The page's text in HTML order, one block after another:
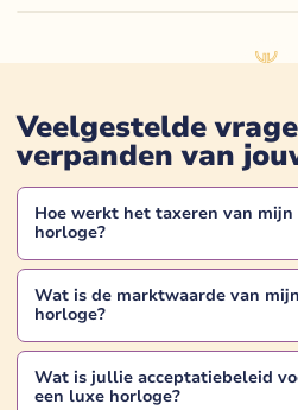
Veelgestelde
verpanden van
Hoe werkt het taxeren van mijn
horloge?
Wat is de marktwaarde van mijn
horloge?
Wat is jullie acceptatiebeleid
een luxe horloge?